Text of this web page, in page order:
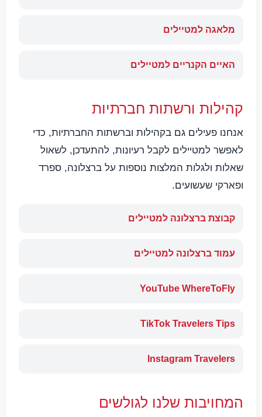
מלאגה למטיילים
האיים הקנריים למטיילים
קהילות ורשתות חברתיות
אנחנו פעילים גם בקהילות וברשתות החברתיות, כדי
לאפשר למטיילים לקבל רעיונות, להתעדכן, לשאול
שאלות ולגלות המלצות נוספות על ברצלונה, ספרד
ופארקי שעשועים.
קבוצת ברצלונה למטיילים
עמוד ברצלונה למטיילים
YouTube WhereToFly
TikTok Travelers Tips
Instagram Travelers
המחויבות שלנו לגולשים